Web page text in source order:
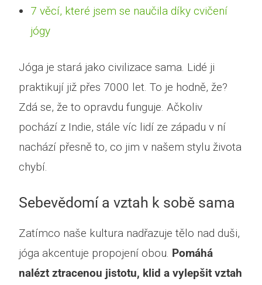
7 věcí, které jsem se naučila díky cvičení
jógy
Jóga je stará jako civilizace sama. Lidé ji
praktikují již přes 7000 let. To je hodně, že?
Zdá se, že to opravdu funguje. Ačkoliv
pochází z Indie, stále víc lidí ze západu v ní
nachází přesně to, co jim v našem stylu života
chybí.
Sebevědomí a vztah k sobě sama
Zatímco naše kultura nadřazuje tělo nad duši,
jóga akcentuje propojení obou. Pomáhá
nalézt ztracenou jistotu, klid a vylepšit vztah